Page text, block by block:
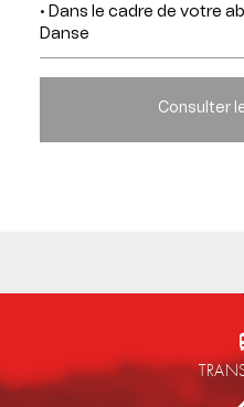
• Dans le cadre de votre
Danse
Consulter